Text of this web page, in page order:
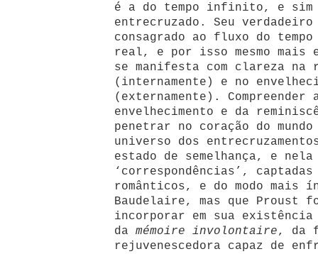
é a do tempo infinito, e sim
entrecruzado. Seu
consagrado ao fluxo do
real, e por isso mesmo mais
se manifesta com clareza na
(internamente) e no
(externamente).
envelhecimento e da
penetrar no coração do
universo dos
estado de semelhança, e nela
‘correspondências’,
românticos, e do modo mais
Baudelaire, mas que Proust
incorporar em sua
da mémoire involontaire, da
rejuvenescedora capaz de